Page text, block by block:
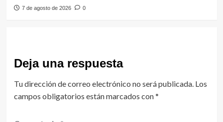
7 de agosto de 2026 0
Deja una respuesta
Tu dirección de correo electrónico no será publicada. Los
campos obligatorios están marcados con*